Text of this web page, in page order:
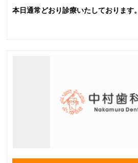
本日通常どおり診療いたしております。